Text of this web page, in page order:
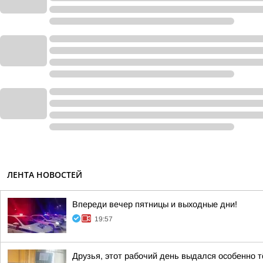
ЛЕНТА НОВОСТЕЙ
Впереди вечер пятницы и выходные дни!
19:57
Друзья, этот рабочий день выдался особенно